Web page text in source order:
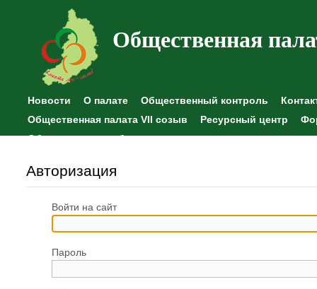
Общественная
Новости О палате Общественный контроль
Общественная палата VII созыв
Ресурсный центр
Общественные наблюдения
Авторизация
Войти на сайт
Пароль